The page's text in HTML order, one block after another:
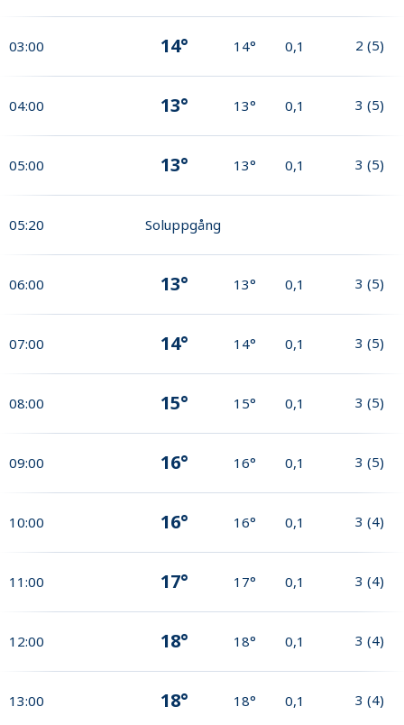
03:00 14° 14° 0,1 2 (5)
04:00 13° 13° 0,1 3 (5)
05:00 13° 13° 0,1 3 (5)
05:20 Soluppgång
06:00 13° 13° 0,1 3 (5)
07:00 14° 14° 0,1 3 (5)
08:00 15° 15° 0,1 3 (5)
09:00 16° 16° 0,1 3 (5)
10:00 16° 16° 0,1 3 (4)
11:00 17° 17° 0,1 3 (4)
12:00 18° 18° 0,1 3 (4)
13:00 18° 18° 0,1 3 (4)